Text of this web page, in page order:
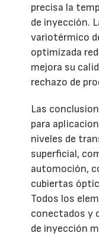
precisa la
de inyección.
variotérmico
optimizada
mejora su
rechazo de
Las
para
niveles de
superficial,
automoción,
cubiertas
Todos los
conectados y
de inyección